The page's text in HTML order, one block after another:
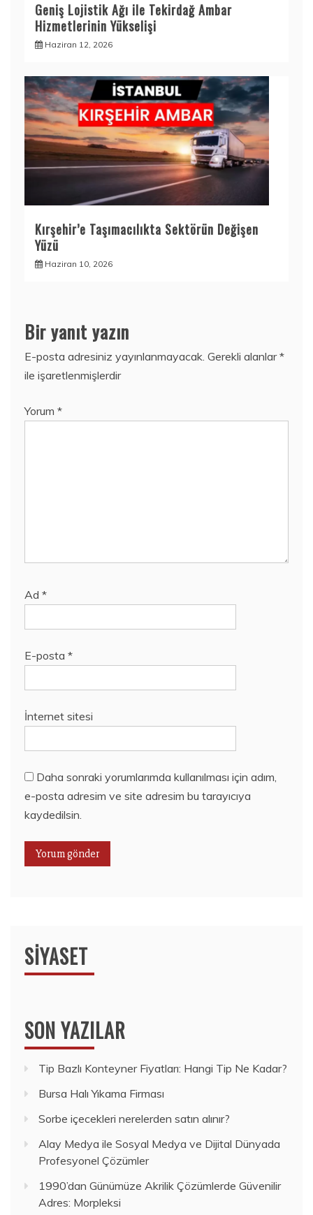
Geniş Lojistik Ağı ile Tekirdağ Ambar
Hizmetlerinin Yükselişi
Haziran 12, 2026
Kırşehir’e Taşımacılıkta Sektörün Değişen
Yüzü
Haziran 10, 2026
Bir yanıt yazın
E-posta adresiniz yayınlanmayacak. Gerekli alanlar*
ile işaretlenmişlerdir
Yorum *
Ad *
E-posta *
İnternet sitesi
Daha sonraki yorumlarımda kullanılması için adım,
e-posta adresim ve site adresim bu tarayıcıya
kaydedilsin.
SIYASET
SON YAZILAR
Tip Bazlı Konteyner Fiyatları: Hangi Tip Ne Kadar?
Bursa Halı Yıkama Firması
Sorbe içecekleri nerelerden satın alınır?
Alay Medya ile Sosyal Medya ve Dijital Dünyada
Profesyonel Çözümler
1990’dan Günümüze Akrilik Çözümlerde Güvenilir
Adres: Morpleksi